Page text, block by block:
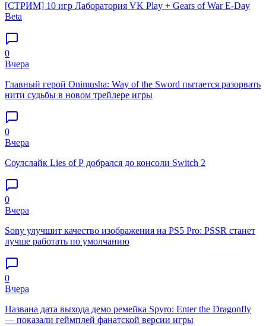
[СТРИМ] 10 игр Лаборатория VK Play + Gears of War E-Day
Beta
0
Вчера
Главный герой Onimusha: Way of the Sword пытается разорвать
нити судьбы в новом трейлере игры
0
Вчера
Соулслайк Lies of P добрался до консоли Switch 2
0
Вчера
Sony улучшит качество изображения на PS5 Pro: PSSR станет
лучше работать по умолчанию
0
Вчера
Названа дата выхода демо ремейка Spyro: Enter the Dragonfly
— показали геймплей фанатской версии игры